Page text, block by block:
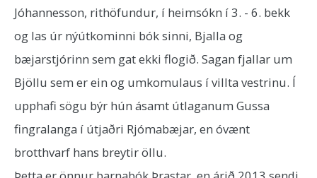
Jóhannesson, rithöfundur, í heimsókn í 3. - 6. bekk
og las úr nýútkominni bók sinni, Bjalla og
bæjarstjórinn sem gat ekki flogið. Sagan fjallar um
Bjöllu sem er ein og umkomulaus í villta vestrinu. Í
upphafi sögu býr hún ásamt útlaganum Gussa
fingralanga í útjaðri Rjómabæjar, en óvænt
brotthvarf hans breytir öllu.